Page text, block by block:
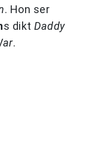
. Hon ser
s dikt Daddy
.